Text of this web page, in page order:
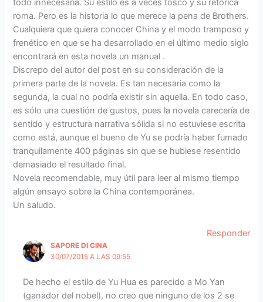
todo innecesaria. Su estilo es a veces tosco y su retórica
roma. Pero es la historia lo que merece la pena de Brothers.
Cualquiera que quiera conocer China y el modo tramposo y
frenético en que se ha desarrollado en el último medio siglo
encontrará en esta novela un manual .
Discrepo del autor del post en su consideración de la
primera parte de la novela. Es tan necesaria como la
segunda, la cual no podría existir sin aquella. En todo caso,
es sólo una cuestión de gustos, pues la novela carecería de
sentido y estructura narrativa sólida si no estuviese escrita
como está, aunque el bueno de Yu se podría haber fumado
tranquilamente 400 páginas sin que se hubiese resentido
demasiado el resultado final.
Novela recomendable, muy útil para leer al mismo tiempo
algún ensayo sobre la China contemporánea.
Un saludo.
Responder
SAPORE DI CINA
30/07/2015 A LAS 09:55
De hecho el estilo de Yu Hua es parecido a Mo Yan
(ganador del nobel), no creo que ninguno de los 2 se